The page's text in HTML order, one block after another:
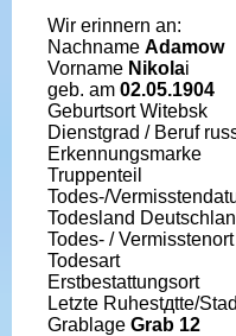
Wir erinnern an:
Nachname Adamow
Vorname Nikolai
geb. am 02.05.1904
Geburtsort Witebsk
Dienstgrad / Beruf
Erkennungsmarke
Truppenteil
Todes-/
Todesland
Todes- /
Todesart
Erstbestattungsort
Letzte Ruhestдtte/
Grablage Grab 12